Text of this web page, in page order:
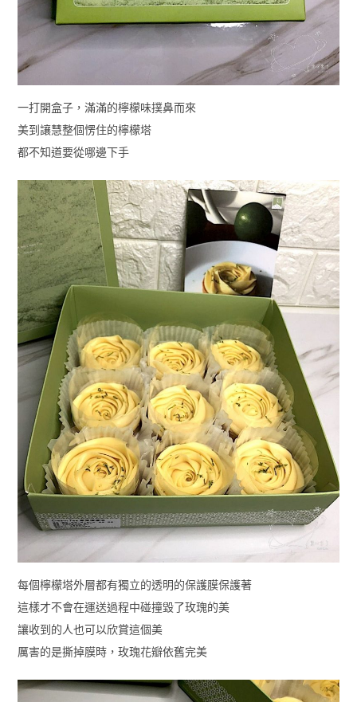
一打開盒子，滿滿的檸檬味撲鼻而來
美到讓慧整個愣住的檸檬塔
都不知道要從哪邊下手
每個檸檬塔外層都有獨立的透明的保護膜保護著
這樣才不會在運送過程中碰撞毀了玫瑰的美
讓收到的人也可以欣賞這個美
厲害的是撕掉膜時，玫瑰花瓣依舊完美